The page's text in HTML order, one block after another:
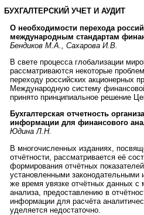
БУХГАЛТЕРСКИЙ УЧЕТ И АУДИТ
О необходимости перехода
международным стандартам
Бендиков М.А., Сахарова И.В.
В свете процесса глобализации
рассматриваются некоторые
переходу российских акционерных
Международную систему
принято принципиальное решение
Бухгалтерская отчетность
информации для финансового
Юдина Л.Н.
В многочисленных изданиях,
отчётности, рассматривается её
формирования отчётных
установленными
же время увязке отчётных данных с
анализа, предоставлению в
информации для расчёта
уделяется недостаточно.